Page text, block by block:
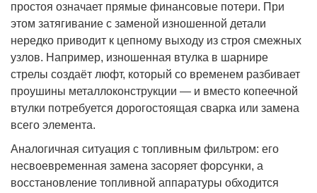
простоя означает прямые финансовые потери. При
этом затягивание с заменой изношенной детали
нередко приводит к цепному выходу из строя смежных
узлов. Например, изношенная втулка в шарнире
стрелы создаёт люфт, который со временем разбивает
проушины металлоконструкции — и вместо копеечной
втулки потребуется дорогостоящая сварка или замена
всего элемента.
Аналогичная ситуация с топливным фильтром: его
несвоевременная замена засоряет форсунки, а
восстановление топливной аппаратуры обходится